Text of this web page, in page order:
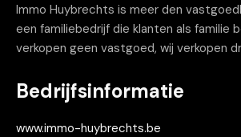
Immo Huybrechts is meer den
een familiebedrijf die klanten als familie
verkopen geen vastgoed, wij verkopen
Bedrijfsinformatie
www.immo-huybrechts.be